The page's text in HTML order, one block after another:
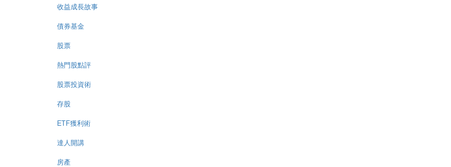
收益成長故事
債券基金
股票
熱門股點評
股票投資術
存股
ETF獲利術
達人開講
房產